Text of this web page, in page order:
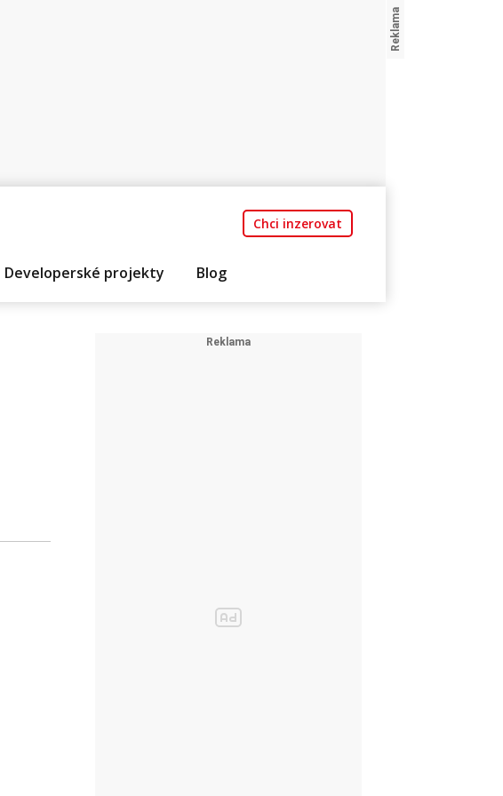
Chci inzerovat
Developerské projekty Blog